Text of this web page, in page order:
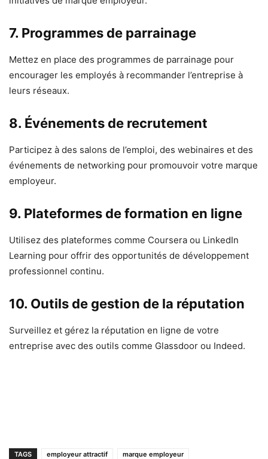
7. Programmes de parrainage
Mettez en place des programmes de parrainage pour
encourager les employés à recommander l’entreprise à
leurs réseaux.
8. Événements de recrutement
Participez à des salons de l’emploi, des webinaires et des
événements de networking pour promouvoir votre marque
employeur.
9. Plateformes de formation en ligne
Utilisez des plateformes comme Coursera ou LinkedIn
Learning pour offrir des opportunités de développement
professionnel continu.
10. Outils de gestion de la réputation
Surveillez et gérez la réputation en ligne de votre
entreprise avec des outils comme Glassdoor ou Indeed.
TAGS employeur attractif
marque employeur